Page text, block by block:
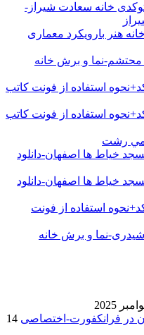
خانه سعادت شیراز-
هنر بارویکرد معماری
محتشم-نما و برش خانه
استفاده از فونت کاتب
استفاده از فونت کاتب
رشت
خیاط ها اصفهان-دانلود
خیاط ها اصفهان-دانلود
استفاده از فونت
نما و برش خانه
در فرانکفورت-اختصاصی 14